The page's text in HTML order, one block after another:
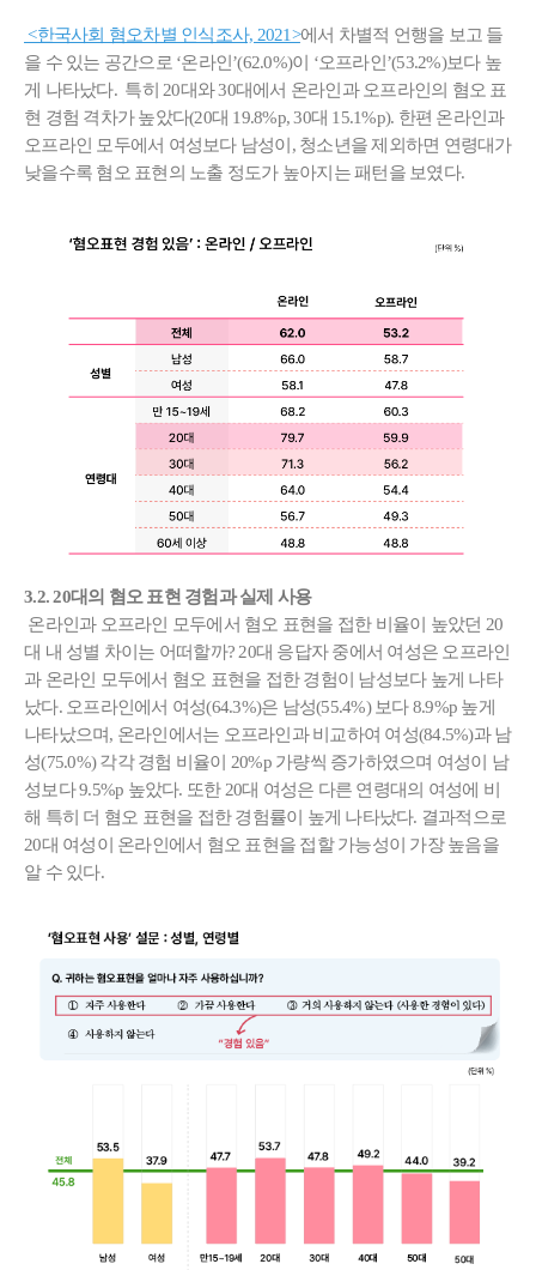
<한국사회 혐오차별 인식조사, 2021>에서 차별적 언행을 보고 들
을 수 있는 공간으로 ‘온라인’(62.0%)이 ‘오프라인’(53.2%)보다 높
게 나타났다. 특히 20대와 30대에서 온라인과 오프라인의 혐오 표
현 경험 격차가 높았다(20대 19.8%p, 30대 15.1%p). 한편 온라인과
오프라인 모두에서 여성보다 남성이, 청소년을 제외하면 연령대가
낮을수록 혐오 표현의 노출 정도가 높아지는 패턴을 보였다.
3.2. 20대의 혐오 표현 경험과 실제 사용
온라인과 오프라인 모두에서 혐오 표현을 접한 비율이 높았던 20
대 내 성별 차이는 어떠할까? 20대 응답자 중에서 여성은 오프라인
과 온라인 모두에서 혐오 표현을 접한 경험이 남성보다 높게 나타
났다. 오프라인에서 여성(64.3%)은 남성(55.4%) 보다 8.9%p 높게
나타났으며, 온라인에서는 오프라인과 비교하여 여성(84.5%)과 남
성(75.0%) 각각 경험 비율이 20%p 가량씩 증가하였으며 여성이 남
성보다 9.5%p 높았다. 또한 20대 여성은 다른 연령대의 여성에 비
해 특히 더 혐오 표현을 접한 경험률이 높게 나타났다. 결과적으로
20대 여성이 온라인에서 혐오 표현을 접할 가능성이 가장 높음을
알 수 있다.